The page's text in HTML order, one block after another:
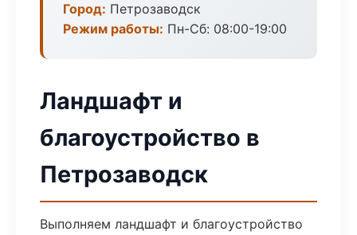
Город: Петрозаводск
Режим работы: Пн-Сб: 08:00-19:00
Ландшафт и
благоустройство в
Петрозаводск
Выполняем ландшафт и благоустройство